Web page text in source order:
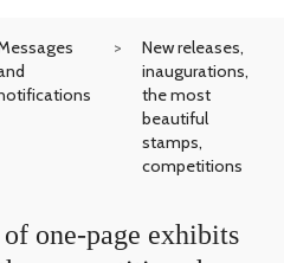
New releases,
inaugurations,
the most
beautiful
stamps,
competitions
one-page exhibits